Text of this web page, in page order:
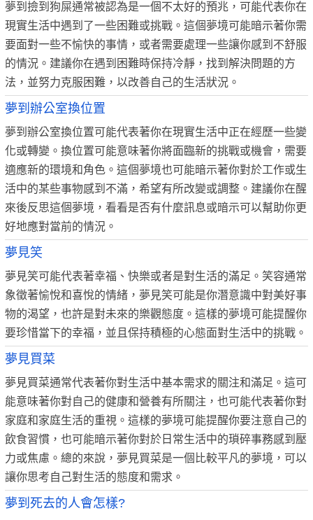
夢到撿到狗屎通常被認為是一個不太好的預兆，可能代表你在
現實生活中遇到了一些困難或挑戰。這個夢境可能暗示著你需
要面對一些不愉快的事情，或者需要處理一些讓你感到不舒服
的情況。建議你在遇到困難時保持冷靜，找到解決問題的方
法，並努力克服困難，以改善自己的生活狀況。
夢到辦公室換位置
夢到辦公室換位置可能代表著你在現實生活中正在經歷一些變
化或轉變。換位置可能意味著你將面臨新的挑戰或機會，需要
適應新的環境和角色。這個夢境也可能暗示著你對於工作或生
活中的某些事物感到不滿，希望有所改變或調整。建議你在醒
來後反思這個夢境，看看是否有什麼訊息或暗示可以幫助你更
好地應對當前的情況。
夢見笑
夢見笑可能代表著幸福、快樂或者是對生活的滿足。笑容通常
象徵著愉悅和喜悅的情緒，夢見笑可能是你潛意識中對美好事
物的渴望，也許是對未來的樂觀態度。這樣的夢境可能提醒你
要珍惜當下的幸福，並且保持積極的心態面對生活中的挑戰。
夢見買菜
夢見買菜通常代表著你對生活中基本需求的關注和滿足。這可
能意味著你對自己的健康和營養有所關注，也可能代表著你對
家庭和家庭生活的重視。這樣的夢境可能提醒你要注意自己的
飲食習慣，也可能暗示著你對於日常生活中的瑣碎事務感到壓
力或焦慮。總的來說，夢見買菜是一個比較平凡的夢境，可以
讓你思考自己對生活的態度和需求。
夢到死去的人會怎樣?